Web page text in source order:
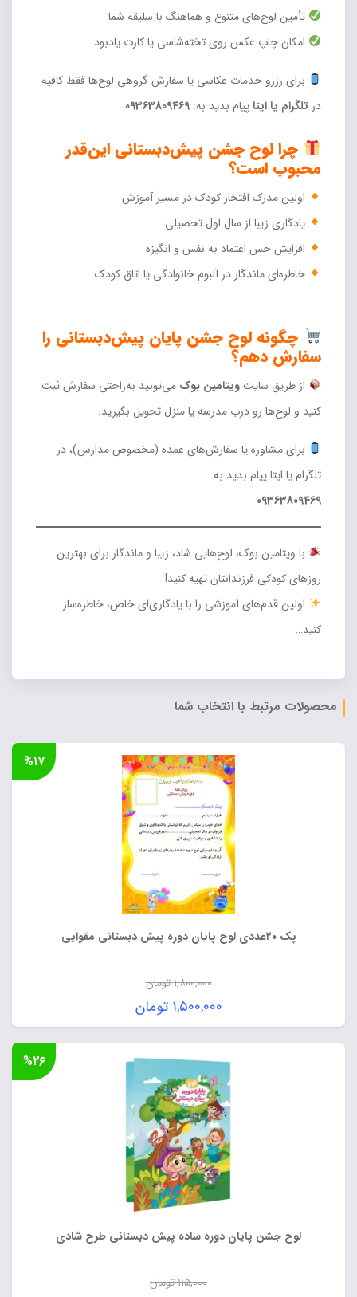
تأمین لوح‌های متنوع و هماهنگ با سلیقه شما
امکان چاپ عکس روی تخته‌شاسی یا کارت یادبود
برای رزرو خدمات عکاسی یا سفارش گروهی لوح‌ها فقط کافیه
در تلگرام یا ایتا پیام بدید به: 09363809469
چرا لوح جشن پیش‌دبستانی این‌قدر
محبوب است؟
اولین مدرک افتخار کودک در مسیر آموزش
یادگاری زیبا از سال اول تحصیلی
افزایش حس اعتماد به نفس و انگیزه
خاطره‌ای ماندگار در آلبوم خانوادگی یا اتاق کودک
چگونه لوح جشن پایان پیش‌دبستانی را
سفارش دهم؟
از طریق سایتویتامین بوک می‌تونید به‌راحتی سفارش ثبت
کنید و لوح‌ها رو درب مدرسه یا منزل تحویل بگیرید.
برای مشاوره یا سفارش‌های عمده (مخصوص مدارس)، در
تلگرام یا ایتا پیام بدید به:
09363809469
با ویتامین بوک، لوح‌هایی شاد، زیبا و ماندگار برای بهترین
روزهای کودکی فرزندانتان تهیه کنید!
اولین قدم‌های آموزشی را با یادگاری‌ای خاص، خاطره‌ساز
کنید…
محصولات مرتبط با انتخاب شما
پک ۲۰عددی لوح پایان دوره پیش دبستانی مقوایی
۱,۸۰۰,۰۰۰تومان
قیمت
اصلی:
۱,۸۰۰,۰۰۰ تومان
بود.
۱,۵۰۰,۰۰۰ تومان
قیمت
فعلی:
۱,۵۰۰,۰۰۰ تومان.
%۱۷
لوح جشن پایان دوره ساده پیش دبستانی طرح شادی
۱۱۵,۰۰۰تومان
%۲۶